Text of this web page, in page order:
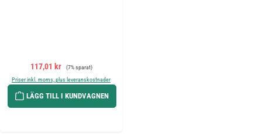
Försäljningspris:
117,01 kr Ordinarie pris:
(7% sparat)
Priser inkl. moms, plus leveranskostnader
LÄGG TILL I KUNDVAGNEN